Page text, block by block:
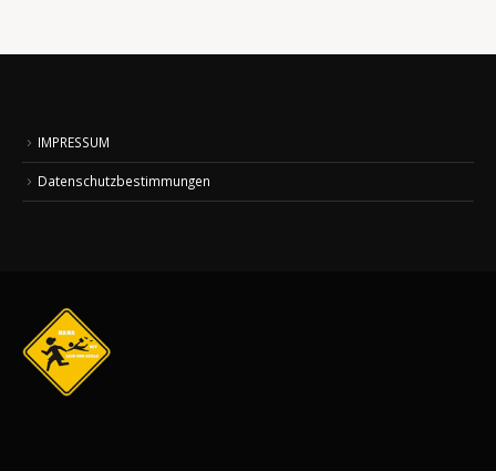
IMPRESSUM
Datenschutzbestimmungen